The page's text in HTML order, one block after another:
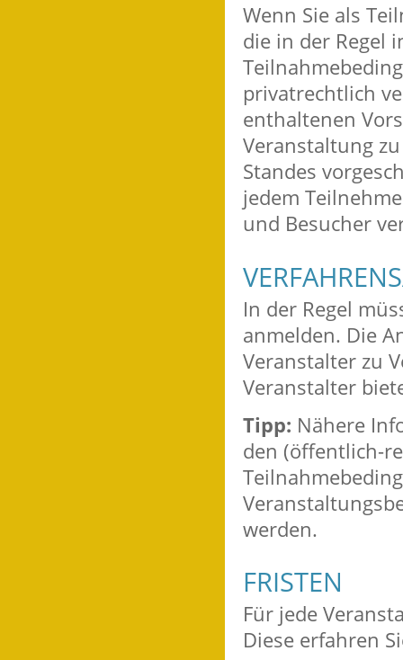
Wenn Sie als
die in der Regel
privatrechtlich
enthaltenen
Veranstaltung
Standes
jedem
und Besucher
In der Regel
anmelden. Die
Veranstalter zu
Veranstalter
Tipp: Nähere
den (öffentlich-
werden.
FRISTEN
Für jede
Diese erfahren